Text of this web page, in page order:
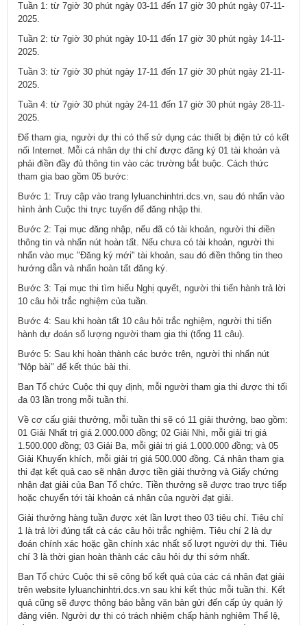
Tuần 1: từ 7giờ 30 phút ngày 03-11 đến 17 giờ 30 phút ngày 07-11-
2025.
Tuần 2: từ 7giờ 30 phút ngày 10-11 đến 17 giờ 30 phút ngày 14-11-
2025.
Tuần 3: từ 7giờ 30 phút ngày 17-11 đến 17 giờ 30 phút ngày 21-11-
2025.
Tuần 4: từ 7giờ 30 phút ngày 24-11 đến 17 giờ 30 phút ngày 28-11-
2025.
Để tham gia, người dự thi có thể sử dụng các thiết bị điện tử có kết
nối Internet. Mỗi cá nhân dự thi chỉ được đăng ký 01 tài khoản và
phải điền đầy đủ thông tin vào các trường bắt buộc. Cách thức
tham gia bao gồm 05 bước:
Bước 1: Truy cập vào trang lyluanchinhtri.dcs.vn, sau đó nhấn vào
hình ảnh Cuộc thi trực tuyến để đăng nhập thi.
Bước 2: Tại mục đăng nhập, nếu đã có tài khoản, người thi điền
thông tin và nhấn nút hoàn tất. Nếu chưa có tài khoản, người thi
nhấn vào mục "Đăng ký mới" tài khoản, sau đó điền thông tin theo
hướng dẫn và nhấn hoàn tất đăng ký.
Bước 3: Tại mục thi tìm hiểu Nghị quyết, người thi tiến hành trả lời
10 câu hỏi trắc nghiệm của tuần.
Bước 4: Sau khi hoàn tất 10 câu hỏi trắc nghiệm, người thi tiến
hành dự đoán số lượng người tham gia thi (tổng 11 câu).
Bước 5: Sau khi hoàn thành các bước trên, người thi nhấn nút
“Nộp bài" để kết thúc bài thi.
Ban Tổ chức Cuộc thi quy định, mỗi người tham gia thi được thi tối
đa 03 lần trong mỗi tuần thi.
Về cơ cấu giải thưởng, mỗi tuần thi sẽ có 11 giải thưởng, bao gồm:
01 Giải Nhất trị giá 2.000.000 đồng; 02 Giải Nhì, mỗi giải trị giá
1.500.000 đồng; 03 Giải Ba, mỗi giải trị giá 1.000.000 đồng; và 05
Giải Khuyến khích, mỗi giải trị giá 500.000 đồng. Cá nhân tham gia
thi đạt kết quả cao sẽ nhận được tiền giải thưởng và Giấy chứng
nhận đạt giải của Ban Tổ chức. Tiền thưởng sẽ được trao trực tiếp
hoặc chuyển tới tài khoản cá nhân của người đạt giải.
Giải thưởng hàng tuần được xét lần lượt theo 03 tiêu chí. Tiêu chí
1 là trả lời đúng tất cả các câu hỏi trắc nghiệm. Tiêu chí 2 là dự
đoán chính xác hoặc gần chính xác nhất số lượt người dự thi. Tiêu
chí 3 là thời gian hoàn thành các câu hỏi dự thi sớm nhất.
Ban Tổ chức Cuộc thi sẽ công bố kết quả của các cá nhân đạt giải
trên website lyluanchinhtri.dcs.vn sau khi kết thúc mỗi tuần thi. Kết
quả cũng sẽ được thông báo bằng văn bản gửi đến cấp ủy quản lý
đảng viên. Người dự thi có trách nhiệm chấp hành nghiêm Thể lệ,